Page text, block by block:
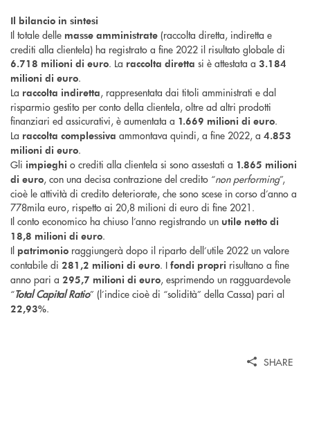
Il bilancio in sintesi
Il totale delle masse amministrate (raccolta diretta, indiretta e
crediti alla clientela) ha registrato a fine 2022 il risultato globale di
6.718 milioni di euro. La raccolta diretta si è attestata a 3.184
milioni di euro.
La raccolta indiretta, rappresentata dai titoli amministrati e dal
risparmio gestito per conto della clientela, oltre ad altri prodotti
finanziari ed assicurativi, è aumentata a 1.669 milioni di euro.
La raccolta complessiva ammontava quindi, a fine 2022, a 4.853
milioni di euro.
Gli impieghi o crediti alla clientela si sono assestati a 1.865 milioni
di euro, con una decisa contrazione del credito “non performing”,
cioè le attività di credito deteriorate, che sono scese in corso d’anno a
778mila euro, rispetto ai 20,8 milioni di euro di fine 2021.
Il conto economico ha chiuso l’anno registrando un utile netto di
18,8 milioni di euro.
Il patrimonio raggiungerà dopo il riparto dell’utile 2022 un valore
contabile di 281,2 milioni di euro. I fondi propri risultano a fine
anno pari a 295,7 milioni di euro, esprimendo un ragguardevole
“Total Capital Ratio” (l’indice cioè di “solidità” della Cassa) pari al
22,93%.
SHARE